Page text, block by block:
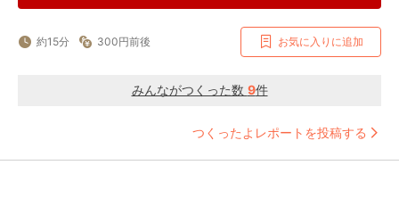
約15分 300円前後 お気に入りに追加
みんながつくった数 9件
つくったよレポートを投稿する